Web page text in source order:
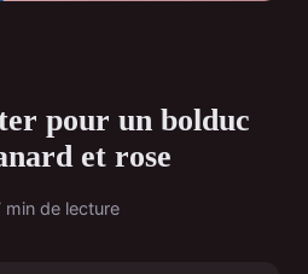
pour un bolduc
et rose
min de lecture